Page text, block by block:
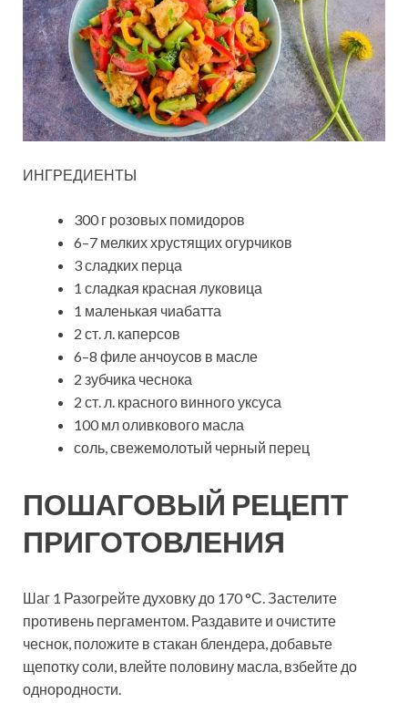
ИНГРЕДИЕНТЫ
300 г розовых помидоров
6–7 мелких хрустящих огурчиков
3 сладких перца
1 сладкая красная луковица
1 маленькая чиабатта
2 ст. л. каперсов
6–8 филе анчоусов в масле
2 зубчика чеснока
2 ст. л. красного винного уксуса
100 мл оливкового масла
соль, свежемолотый черный перец
ПОШАГОВЫЙ РЕЦЕПТ
ПРИГОТОВЛЕНИЯ
Шаг 1 Разогрейте духовку до 170 °С. Застелите
противень пергаментом. Раздавите и очистите
чеснок, положите в стакан блендера, добавьте
щепотку соли, влейте половину масла, взбейте до
однородности.